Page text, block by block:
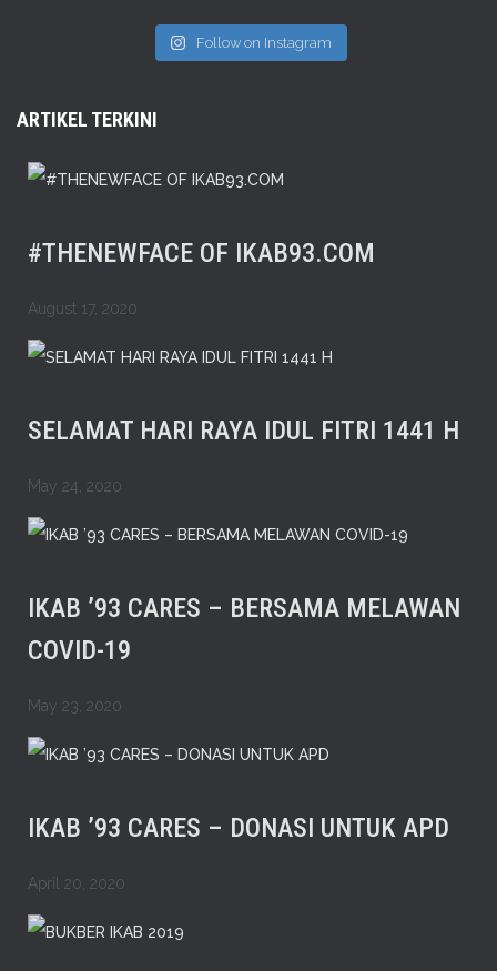
Follow on Instagram
ARTIKEL TERKINI
#THENEWFACE OF IKAB93.COM
August 17, 2020
SELAMAT HARI RAYA IDUL FITRI 1441 H
May 24, 2020
IKAB ’93 CARES – BERSAMA MELAWAN
COVID-19
May 23, 2020
IKAB ’93 CARES – DONASI UNTUK APD
April 20, 2020